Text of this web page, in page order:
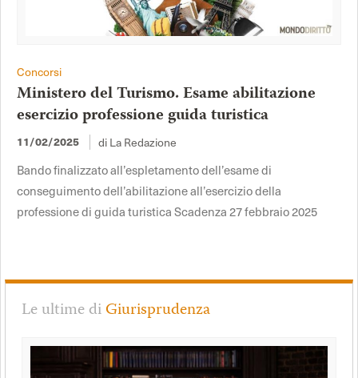
Concorsi
Ministero del Turismo. Esame abilitazione
esercizio professione guida turistica
11/02/2025 di La Redazione
Bando finalizzato all’espletamento dell’esame di
conseguimento dell’abilitazione all’esercizio della
professione di guida turistica Scadenza 27 febbraio 2025
Le ultime diGiurisprudenza